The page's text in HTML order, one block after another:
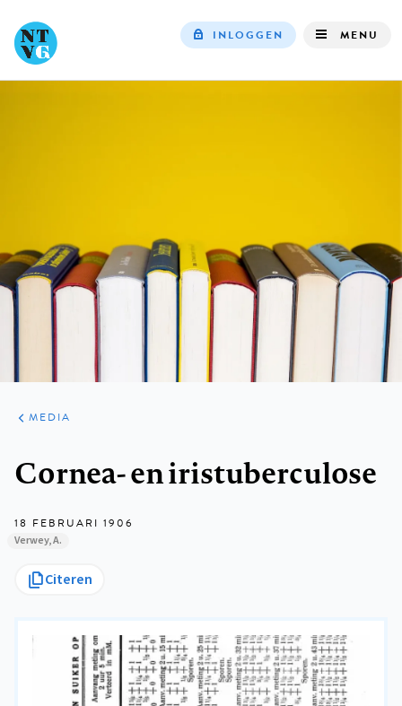
INLOGGEN MENU
ARTIKELEN
VARIA
MEDIA
Cornea- en iristuberculose
18 FEBRUARI 1906
Verwey, A.
Citeren